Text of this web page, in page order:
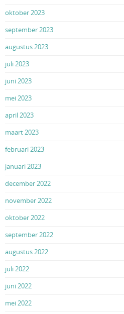
oktober 2023
september 2023
augustus 2023
juli 2023
juni 2023
mei 2023
april 2023
maart 2023
februari 2023
januari 2023
december 2022
november 2022
oktober 2022
september 2022
augustus 2022
juli 2022
juni 2022
mei 2022